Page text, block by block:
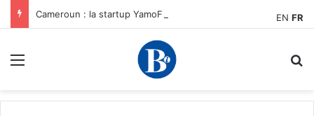
Cameroun : la startup YamoFret sélectionnée au programme HEC Challenge+ Afrique pour accélérer la transformation du fret en Afrique centrale
EN FR